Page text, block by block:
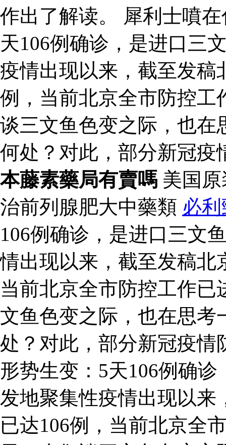
作出了解读。 犀利士噴
天106例确诊，是进口三
疫情出现以来，截至发稿
例，当前北京全市防控工
谈三文鱼色变之际，也
何处？对此，部分新冠
本藤素藥局有賣嗎 美国
治前列腺肥大中藥類 必
106例确诊，是进口三文
情出现以来，截至发稿北
当前北京全市防控工作
文鱼色变之际，也在思
处？对此，部分新冠疫情
形势生变：5天106例确
发地聚集性疫情出现以
已达106例，当前北京全